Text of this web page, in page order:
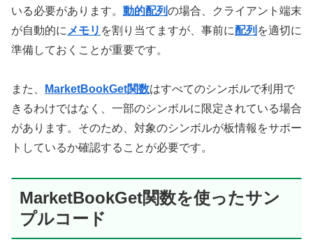
いる必要があります。 動的配列の場合、クライアント端末
が自動的に メモリ を割り当てますが、事前に配列 を適切に
準備しておくことが重要です。
また、 MarketBookGet関数はすべてのシンボルで利用で
きるわけではなく、一部のシンボルに限定されている場合
があります。そのため、対象のシンボルが板情報をサポー
トしているか確認することが必要です。
MarketBookGet関数を使ったサン
プルコード